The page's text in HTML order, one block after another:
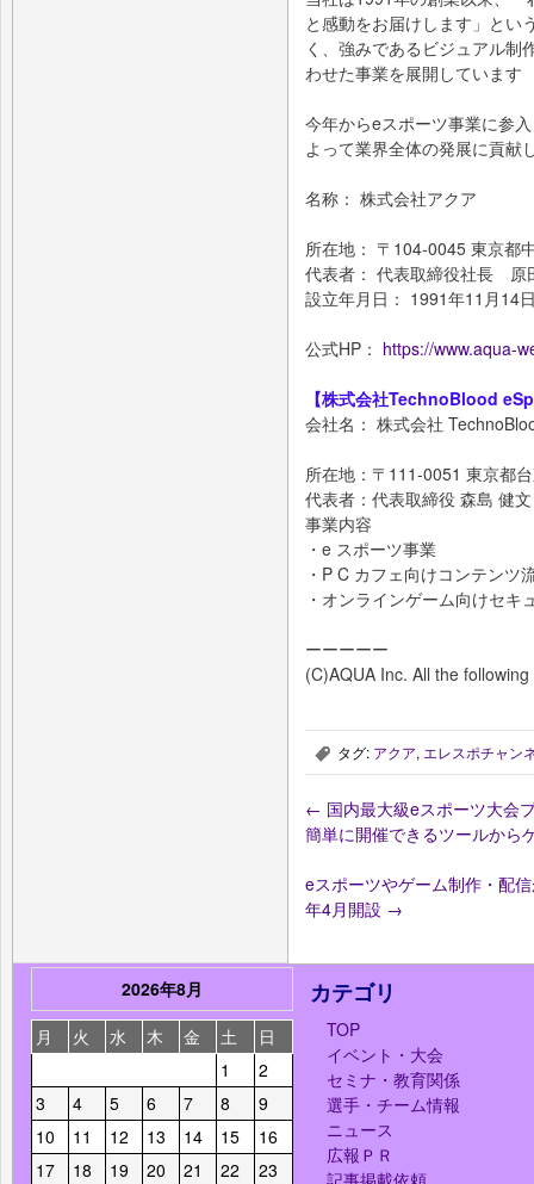
と感動をお届けします」とい
く、強みであるビジュアル制
わせた事業を展開しています
今年からeスポーツ事業に参
よって業界全体の発展に貢献
名称： 株式会社アクア
所在地： 〒104-0045 東京都
代表者： 代表取締役社長 原
設立年月日： 1991年11月14
公式HP： https://www.aqua-
【株式会社TechnoBlood
会社名： 株式会社
所在地：〒111-0051 東京都
代表者：代表取締役 森島 健文
事業内容
・e スポーツ事業
・P C カフェ向けコンテンツ
・オンラインゲーム向けセキ
ーーーーー
(C)AQUA Inc. All the
, タグ: アクア, エレスポチャン
← 国内最大級eスポーツ大会
簡単に開催できるツールから
eスポーツやゲーム制作・配
年4月開設 →
2026年8月
月
火 水 木 金 土
日
1
2
3
4 5 6 7 8
9
10
11 12 13 14 15
16
17
18 19 20 21 22
23
カテゴリ
TOP
イベント・大会
セミナ・教育関係
選手・チーム情報
ニュース
広報ＰＲ